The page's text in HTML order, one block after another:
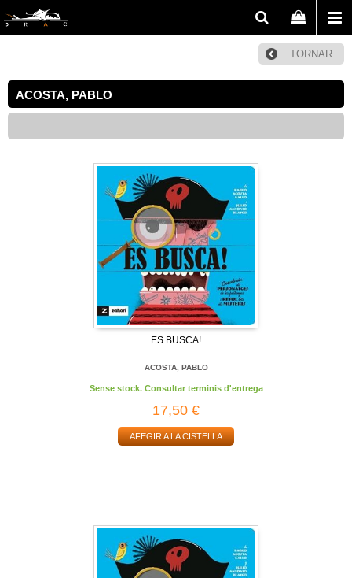
TORNAR
ACOSTA, PABLO
ES BUSCA!
ACOSTA, PABLO
Sense stock. Consultar terminis d'entrega
17,50 €
AFEGIR A LA CISTELLA